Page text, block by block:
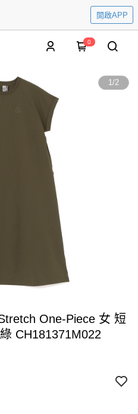
開啟APP
0
1/2
One-Piece 女 短
CH181371M022